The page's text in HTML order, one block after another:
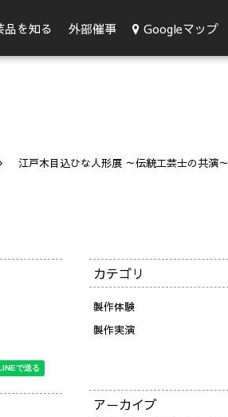
品を知る 外部催事 Googleマップ
江戸木目込ひな人形展 ～伝統工芸士の共演～
カテゴリ
製作体験
製作実演
アーカイブ